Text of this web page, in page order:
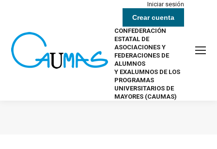
Iniciar sesión
Crear cuenta
CONFEDERACIÓN
ESTATAL DE
ASOCIACIONES Y
FEDERACIONES DE
ALUMNOS
Y EXALUMNOS DE LOS
PROGRAMAS
UNIVERSITARIOS DE
MAYORES (CAUMAS)